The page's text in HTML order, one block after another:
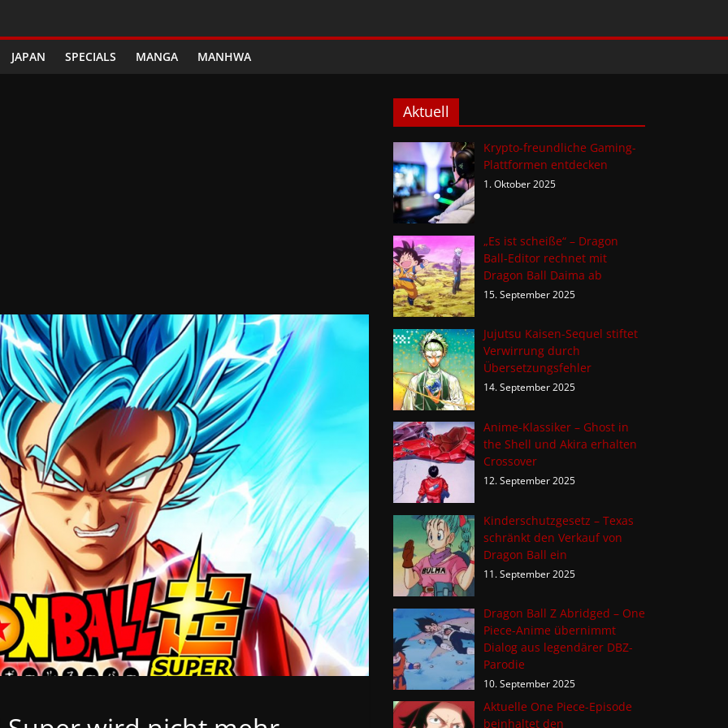
JAPAN SPECIALS MANGA MANHWA
Aktuell
Krypto-freundliche Gaming-
Plattformen entdecken
1. Oktober 2025
„Es ist scheiße“ – Dragon
Ball-Editor rechnet mit
Dragon Ball Daima ab
15. September 2025
Jujutsu Kaisen-Sequel stiftet
Verwirrung durch
Übersetzungsfehler
14. September 2025
Anime-Klassiker – Ghost in
the Shell und Akira erhalten
Crossover
12. September 2025
Kinderschutzgesetz – Texas
schränkt den Verkauf von
Dragon Ball ein
11. September 2025
Dragon Ball Z Abridged – One
Piece-Anime übernimmt
Dialog aus legendärer DBZ-
Parodie
10. September 2025
Aktuelle One Piece-Episode
beinhaltet den